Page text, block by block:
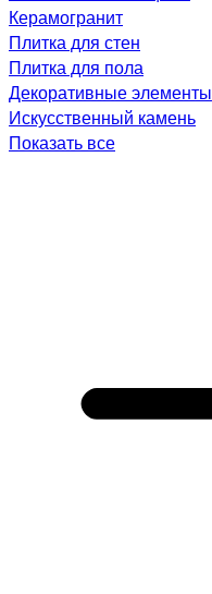
Керамогранит
Плитка для стен
Плитка для пола
Декоративные элементы
Искусственный камень
Показать все